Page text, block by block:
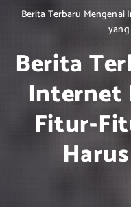
Berita Terbaru Mengenai
Berita
Internet
Fitur-